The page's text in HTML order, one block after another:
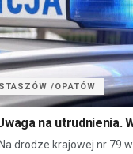
/OPATÓW
na utrudnienia.
drodze krajowej nr 79